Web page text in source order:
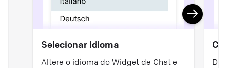
Selecionar idioma
Altere o idioma do Widget de Chat e